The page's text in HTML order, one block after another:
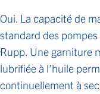
Oui. La capacité de
standard des
Rupp. Une garniture
lubrifiée à l’huile
continuellement à